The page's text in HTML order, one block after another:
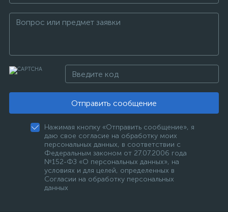
Отправить сообщение
Нажимая кнопку «Отправить сообщение», я
даю свое согласие на обработку моих
персональных данных, в соответствии с
Федеральным законом от 27.07.2006 года
№152-ФЗ «О персональных данных», на
условиях и для целей, определенных в
Согласии на обработку персональных
данных